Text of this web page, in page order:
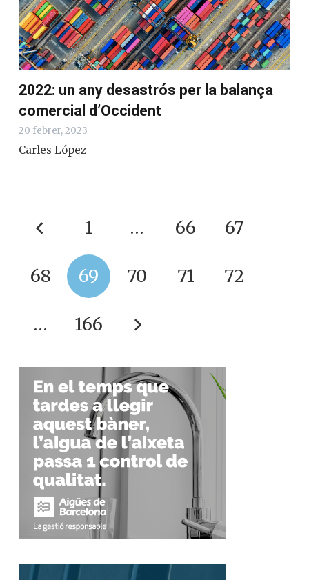
2022: un any desastrós per la balança
comercial d’Occident
20 febrer, 2023
Carles López
1 … 66 67
68 69 70 71 72
… 166